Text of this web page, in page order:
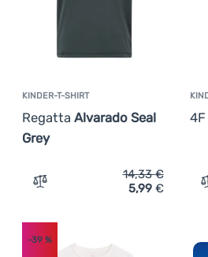
Anmelden /
KINDER-T-SHIRT
Regatta Alvarado Seal
Grey
Zum Vergleich 'Kinder-T-Shirt
14,33€
5,99 €
4F
-39 %